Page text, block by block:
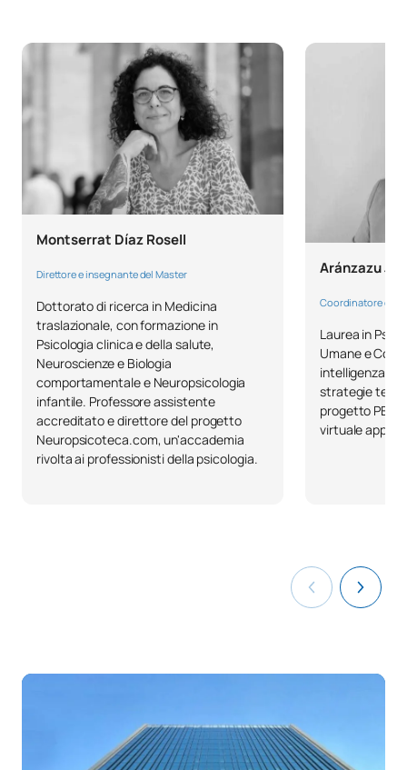
Montserrat Díaz Rosell
Direttore e insegnante del Master
Dottorato di ricerca in Medicina
traslazionale, con formazione in
Psicologia clinica e della salute,
Neuroscienze e Biologia
comportamentale e Neuropsicologia
infantile. Professore assistente
accreditato e direttore del progetto
Neuropsicoteca.com, un'accademia
rivolta ai professionisti della psicologia.
Aránzazu
Coordinatore del
Laurea in
Umane e
intelligenza
strategie
progetto
virtuale